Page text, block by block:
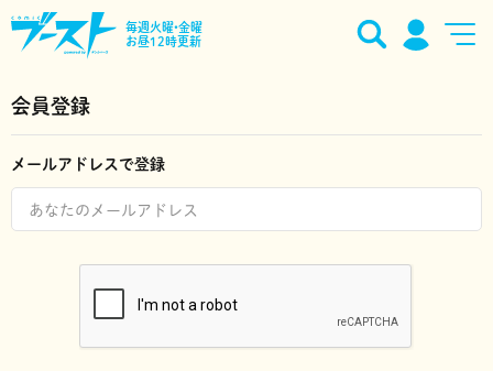
毎週火曜•金曜
お昼12時更新
会員登録
メールアドレスで登録